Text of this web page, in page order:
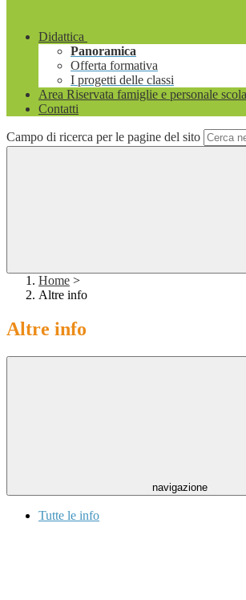
Didattica
Panoramica
Offerta formativa
I progetti delle classi
Area Riservata famiglie e personale
Contatti
Campo di ricerca per le pagine del sito
Home >
Altre info
Altre info
navigazione
Tutte le info